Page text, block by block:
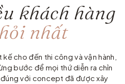
khách hàng
nhất
cho đến thi công và vận hành,
bước để mọi thứ diễn ra chỉn
với concept đã được xây